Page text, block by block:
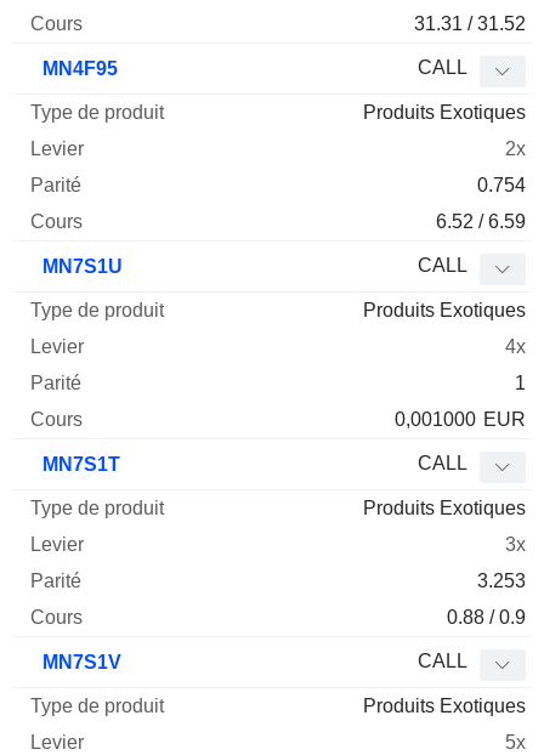
31.31 / 31.52
MN4F95 CALL
Produits Exotiques
2x
0.754
6.52 / 6.59
MN7S1U CALL
Produits Exotiques
4x
1
0,001000 EUR
MN7S1T CALL
Produits Exotiques
3x
3.253
0.88 / 0.9
MN7S1V CALL
Produits Exotiques
5x